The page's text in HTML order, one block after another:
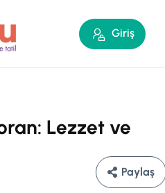
Giriş
Lezzet ve
Paylaş